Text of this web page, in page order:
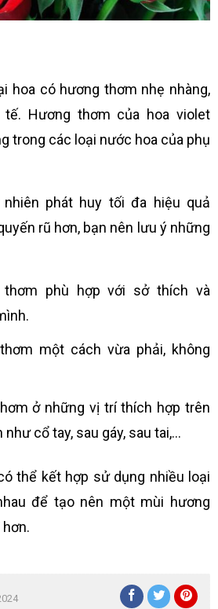
hoa có hương thơm nhẹ nhàng,
Hương thơm của hoa violet
trong các loại nước hoa của phụ
phát huy tối đa hiệu quả
rũ hơn, bạn nên lưu ý những
thơm phù hợp với sở thích và
một cách vừa phải, không
ở những vị trí thích hợp trên
cổ tay, sau gáy, sau tai,…
thể kết hợp sử dụng nhiều loại
để tạo nên một mùi hương